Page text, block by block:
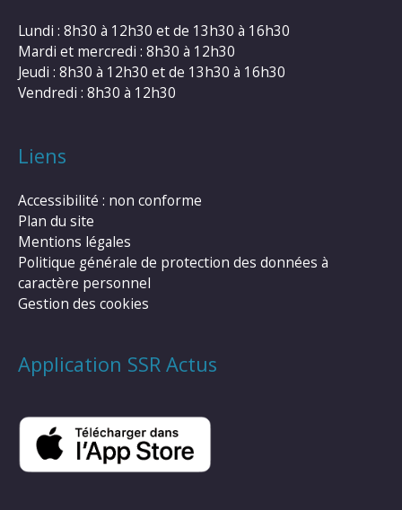
Lundi : 8h30 à 12h30 et de 13h30 à 16h30
Mardi et mercredi : 8h30 à 12h30
Jeudi : 8h30 à 12h30 et de 13h30 à 16h30
Vendredi : 8h30 à 12h30
Liens
Accessibilité : non conforme
Plan du site
Mentions légales
Politique générale de protection des données à
caractère personnel
Gestion des cookies
Application SSR Actus